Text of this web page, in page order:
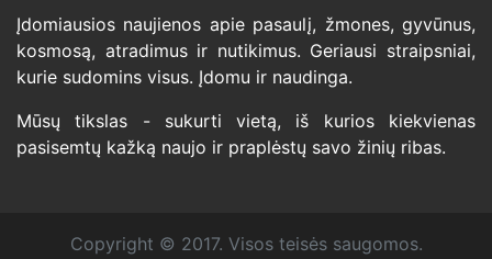
Įdomiausios naujienos apie pasaulį, žmones, gyvūnus,
kosmosą, atradimus ir nutikimus. Geriausi straipsniai,
kurie sudomins visus. Įdomu ir naudinga.
Mūsų tikslas - sukurti vietą, iš kurios kiekvienas
pasisemtų kažką naujo ir praplėstų savo žinių ribas.
Copyright © 2017. Visos teisės saugomos.